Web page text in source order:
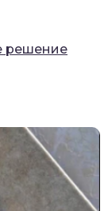
решение